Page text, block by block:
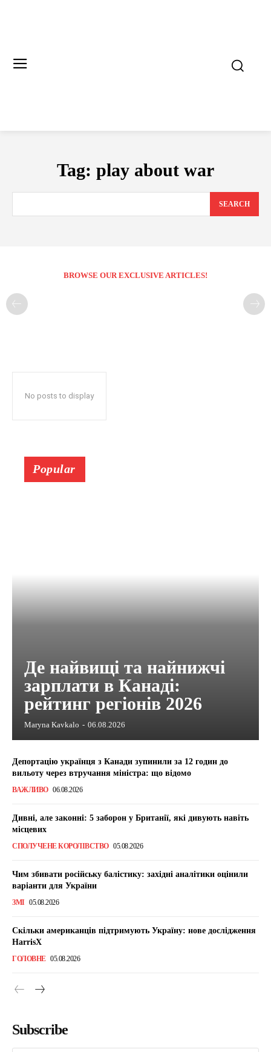
Tag: play about war
SEARCH
BROWSE OUR EXCLUSIVE ARTICLES!
No posts to display
Popular
Де найвищі та найнижчі
зарплати в Канаді:
рейтинг регіонів 2026
Maryna Kavkalo - 06.08.2026
Депортацію українця з Канади зупинили за 12 годин до
вильоту через втручання міністра: що відомо
ВАЖЛИВО 06.08.2026
Дивні, але законні: 5 заборон у Британії, які дивують навіть
місцевих
СПОЛУЧЕНЕ КОРОЛІВСТВО 05.08.2026
Чим збивати російську балістику: західні аналітики оцінили
варіанти для України
ЗМІ 05.08.2026
Скільки американців підтримують Україну: нове дослідження
HarrisX
ГОЛОВНЕ 05.08.2026
Subscribe